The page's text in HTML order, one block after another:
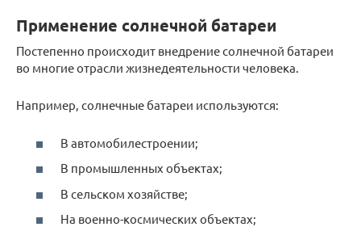
Применение солнечной батареи
Постепенно происходит внедрение солнечной батареи
во многие отрасли жизнедеятельности человека.
Например, солнечные батареи используются:
В автомобилестроении;
В промышленных объектах;
В сельском хозяйстве;
На военно-космических объектах;